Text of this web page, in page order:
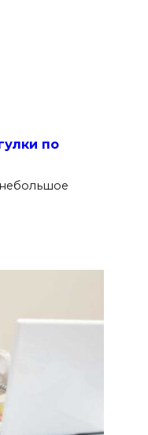
по